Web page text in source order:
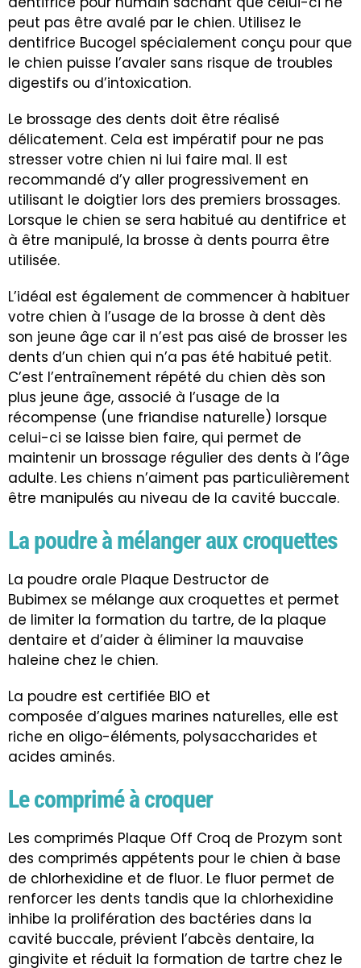
peut pas être avalé par le chien. Utilisez le
dentifrice Bucogel spécialement conçu pour que
le chien puisse l’avaler sans risque de troubles
digestifs ou d’intoxication.
Le brossage des dents doit être réalisé
délicatement. Cela est impératif pour ne pas
stresser votre chien ni lui faire mal. Il est
recommandé d’y aller progressivement en
utilisant le doigtier lors des premiers brossages.
Lorsque le chien se sera habitué au dentifrice et
à être manipulé, la brosse à dents pourra être
utilisée.
L’idéal est également de commencer à habituer
votre chien à l’usage de la brosse à dent dès
son jeune âge car il n’est pas aisé de brosser les
dents d’un chien qui n’a pas été habitué petit.
C’est l’entraînement répété du chien dès son
plus jeune âge, associé à l’usage de la
récompense (une friandise naturelle) lorsque
celui-ci se laisse bien faire, qui permet de
maintenir un brossage régulier des dents à l’âge
adulte. Les chiens n’aiment pas particulièrement
être manipulés au niveau de la cavité buccale.
La poudre à mélanger aux croquettes
La poudre orale Plaque Destructor de
Bubimex se mélange aux croquettes et permet
de limiter la formation du tartre, de la plaque
dentaire et d’aider à éliminer la mauvaise
haleine chez le chien.
La poudre est certifiée BIO et
composée d’algues marines naturelles, elle est
riche en oligo-éléments, polysaccharides et
acides aminés.
Le comprimé à croquer
Les comprimés Plaque Off Croq de Prozym sont
des comprimés appétents pour le chien à base
de chlorhexidine et de fluor. Le fluor permet de
renforcer les dents tandis que la chlorhexidine
inhibe la prolifération des bactéries dans la
cavité buccale, prévient l’abcès dentaire, la
gingivite et réduit la formation de tartre chez le